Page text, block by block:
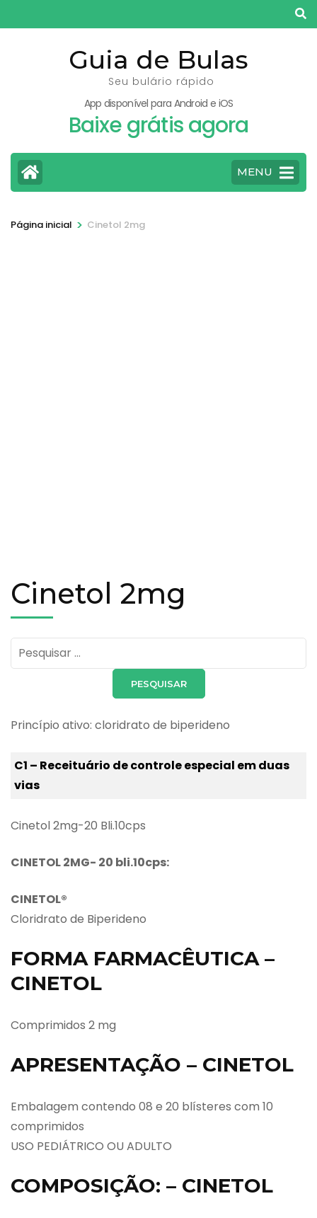
para
Guia de Bulas
Seu bulário rápido
App disponível para Android e iOS
Baixe grátis agora
MENU
Página inicial > Cinetol 2mg
Cinetol 2mg
Pesquisar
por:
Princípio ativo: cloridrato de biperideno
C1 – Receituário de controle especial em duas
vias
Cinetol 2mg-20 Bli.10cps
CINETOL2MG- 20 bli.10cps:
CINETOL®
Cloridrato de Biperideno
FORMA FARMACÊUTICA –
CINETOL
Comprimidos 2 mg
APRESENTAÇÃO – CINETOL
Embalagem contendo 08 e 20 blísteres com 10
comprimidos
USO PEDIÁTRICO OU ADULTO
COMPOSIÇÃO: – CINETOL